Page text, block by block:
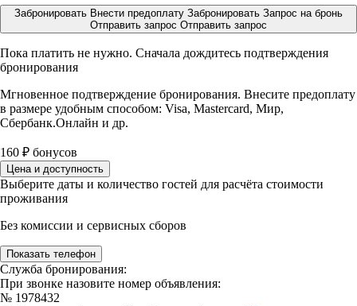
Забронировать Внести предоплату Забронировать Запрос на бронь
Отправить запрос Отправить запрос
Пока платить не нужно. Сначала дождитесь подтверждения
бронирования
Мгновенное подтверждение бронирования. Внесите предоплату
в размере удобным способом: Visa, Mastercard, Мир,
Сбербанк.Онлайн и др.
160 ₽ бонусов
Цена и доступность
Выберите даты и количество гостей для расчёта стоимости
проживания
Без комиссии и сервисных сборов
Показать телефон
Служба бронирования:
При звонке назовите номер объявления:
№ 1978432